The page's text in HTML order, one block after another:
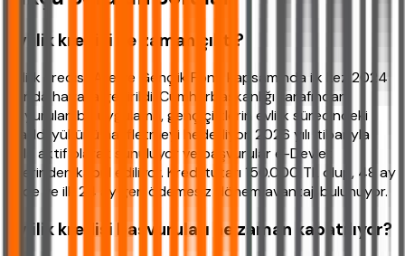
Evlilik kredisi ne zaman çıktı?
Evlilik kredisi, Aile ve Gençlik Fonu kapsamında ilk kez 2024
yılında hayata geçirildi. Cumhurbaşkanlığı tarafından
duyurulan bu uygulama, genç çiftlerin evlilik sürecindeki
maddi yükünü hafifletmeyi hedefliyor. 2026 yılı itibarıyla
hala aktif olarak sunuluyor ve başvurular e-Devlet
üzerinden kabul ediliyor. Kredi tutarı 150.000 TL olup, 48 ay
vade ve ilk 24 ay geri ödemesiz dönem avantajı bulunuyor.
Evlilik kredisi başvuruları ne zaman kapatılıyor?